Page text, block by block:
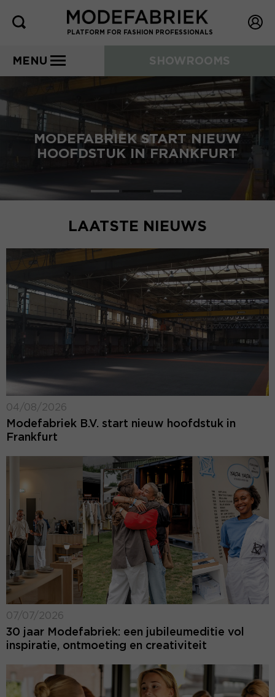
PLATFORM FOR FASHION PROFESSIONALS
MENU SHOWROOMS
MODEFABRIEK START NIEUW
HOOFDSTUK IN FRANKFURT
LAATSTE NIEUWS
04/08/2026
Modefabriek B.V. start nieuw hoofdstuk in
Frankfurt
07/07/2026
30 jaar Modefabriek: een jubileumeditie vol
inspiratie, ontmoeting en creativiteit